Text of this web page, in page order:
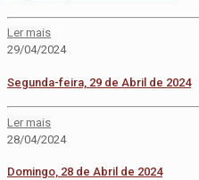
Ler mais
29/04/2024
Segunda-feira, 29 de Abril de 2024
Ler mais
28/04/2024
Domingo, 28 de Abril de 2024